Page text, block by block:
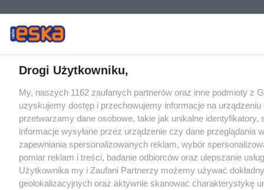
Drogi Użytkowniku,
My, naszych 1162 zaufanych partnerów oraz inne podmioty z
uzyskujemy dostęp i przechowujemy informacje na urządzeniu
przetwarzamy dane osobowe, takie jak unikalne identyfikatory,
informacje wysyłane przez urządzenie czy dane przeglądania
zapewniania spersonalizowanych reklam, wybór
pomiar reklam i treści, badanie odbiorców oraz ulepszanie
Użytkownika my i Zaufani Partnerzy możemy używać
geolokalizacyjnych oraz aktywnie skanować charakterystykę